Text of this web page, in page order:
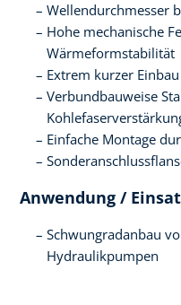
Wellendurchmesser
Hohe mechanische
Wärmeformstabilität
Extrem kurzer
Verbundbauweise
Einfache Montage
Anwendung /
Schwungradanbau
Hydraulikpumpen